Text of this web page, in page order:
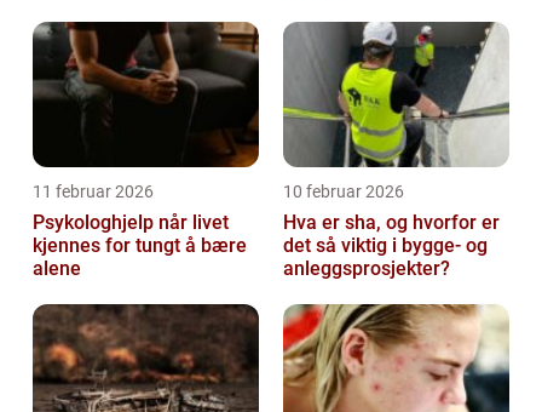
11 februar 2026
Psykologhjelp når livet
kjennes for tungt å bære
alene
10 februar 2026
Hva er sha, og hvorfor er
det så viktig i bygge- og
anleggsprosjekter?